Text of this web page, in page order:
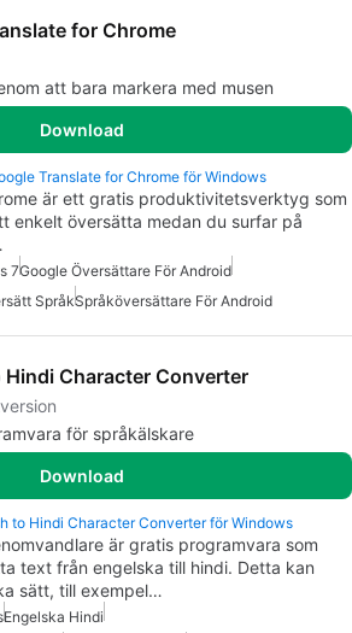
for Chrome
att bara markera med musen
Download
Translate for Chrome för Windows
är ett gratis produktivitetsverktyg som
enkelt översätta medan du surfar på
7Google Översättare För Android
SpråkSpråköversättare För Android
Hindi Character Converter
för språkälskare
Download
to Hindi Character Converter för Windows
är gratis programvara som
text från engelska till hindi. Detta kan
sätt, till exempel…
Engelska Hindi